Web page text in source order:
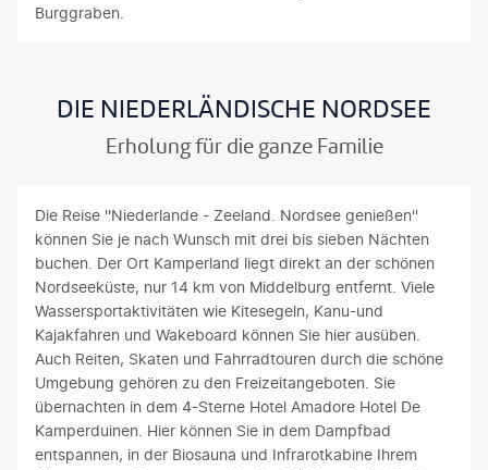
Burggraben.
DIE NIEDERLÄNDISCHE NORDSEE
Erholung für die ganze Familie
Die Reise ''Niederlande - Zeeland. Nordsee genießen''
können Sie je nach Wunsch mit drei bis sieben Nächten
buchen. Der Ort Kamperland liegt direkt an der schönen
Nordseeküste, nur 14 km von Middelburg entfernt. Viele
Wassersportaktivitäten wie Kitesegeln, Kanu-und
Kajakfahren und Wakeboard können Sie hier ausüben.
Auch Reiten, Skaten und Fahrradtouren durch die schöne
Umgebung gehören zu den Freizeitangeboten. Sie
übernachten in dem 4-Sterne Hotel Amadore Hotel De
Kamperduinen. Hier können Sie in dem Dampfbad
entspannen, in der Biosauna und Infrarotkabine Ihrem